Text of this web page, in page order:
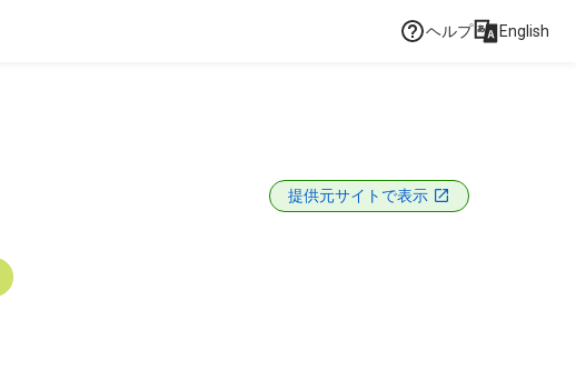
ヘルプ English
提供元サイトで表示